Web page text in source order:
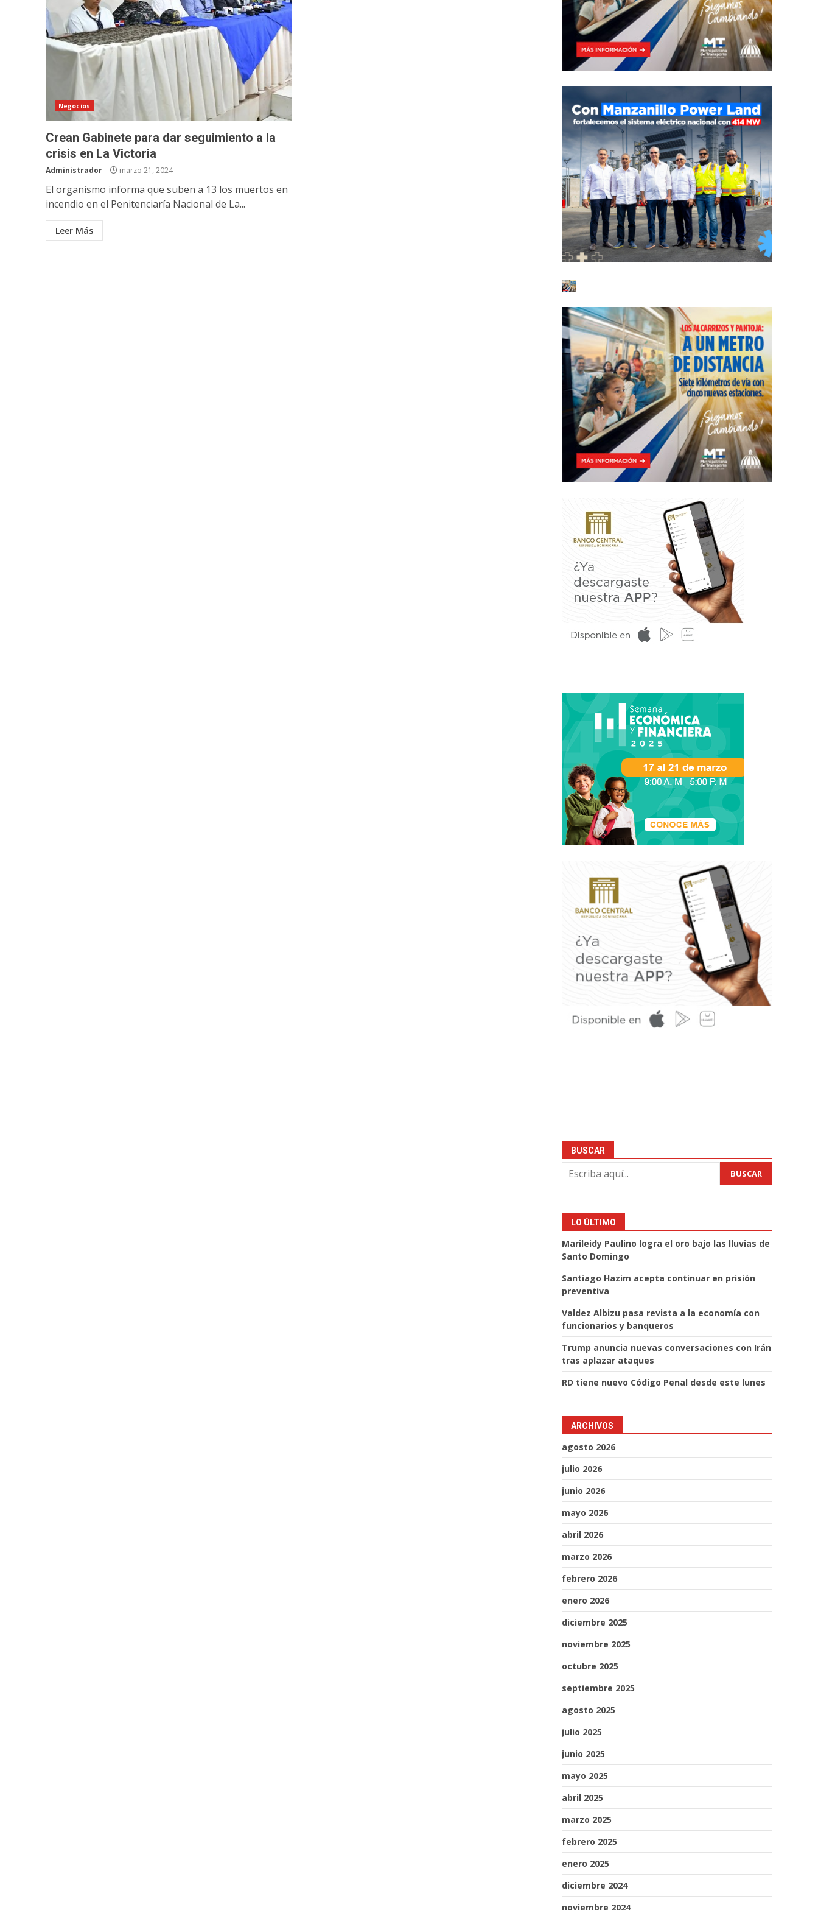
Negocios
Crean Gabinete para dar seguimiento a la
crisis en La Victoria
Administrador marzo 21, 2024
El organismo informa que suben a 13 los muertos en
incendio en el Penitenciaría Nacional de La...
Leer Más
BUSCAR
BUSCAR
LO ÚLTIMO
Marileidy Paulino logra el oro bajo las lluvias de
Santo Domingo
Santiago Hazim acepta continuar en prisión
preventiva
Valdez Albizu pasa revista a la economía con
funcionarios y banqueros
Trump anuncia nuevas conversaciones con Irán
tras aplazar ataques
RD tiene nuevo Código Penal desde este lunes
ARCHIVOS
agosto 2026
julio 2026
junio 2026
mayo 2026
abril 2026
marzo 2026
febrero 2026
enero 2026
diciembre 2025
noviembre 2025
octubre 2025
septiembre 2025
agosto 2025
julio 2025
junio 2025
mayo 2025
abril 2025
marzo 2025
febrero 2025
enero 2025
diciembre 2024
noviembre 2024